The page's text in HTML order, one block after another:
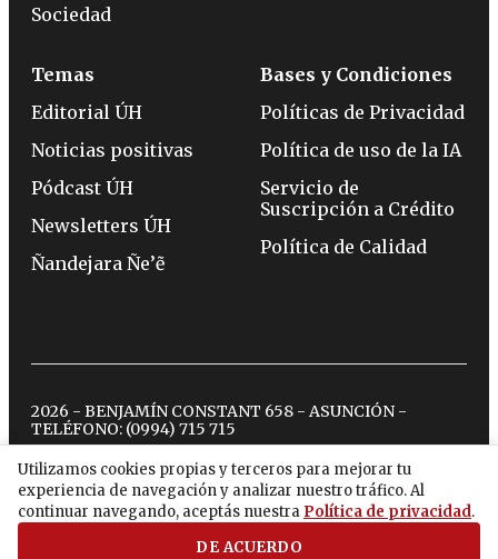
Utilizamos cookies propias y terceros para mejorar tu
experiencia de navegación y analizar nuestro tráfico. Al
continuar navegando, aceptás nuestra Política de privacidad.
DE ACUERDO
Sociedad
Temas
Editorial ÚH
Noticias positivas
Pódcast ÚH
Newsletters ÚH
Ñandejara Ñe’ẽ
Bases y Condiciones
Políticas de Privacidad
Política de uso de la IA
Servicio de
Suscripción a Crédito
Política de Calidad
2026 - BENJAMÍN CONSTANT 658 - ASUNCIÓN -
TELÉFONO: (0994) 715 715
twitterinstagram
facebook
tiktokyoutubespotify